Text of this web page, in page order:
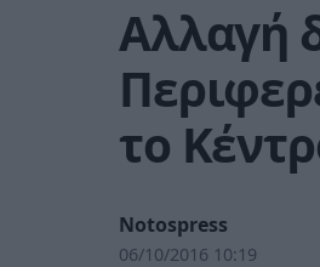
Αλλαγή
το
Notospress
06/10/2016 10:19